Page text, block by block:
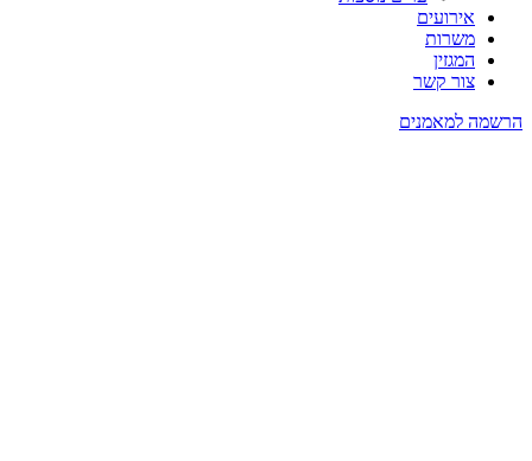
אירועים
משרות
המגזין
צור קשר
הרשמה למאמנים